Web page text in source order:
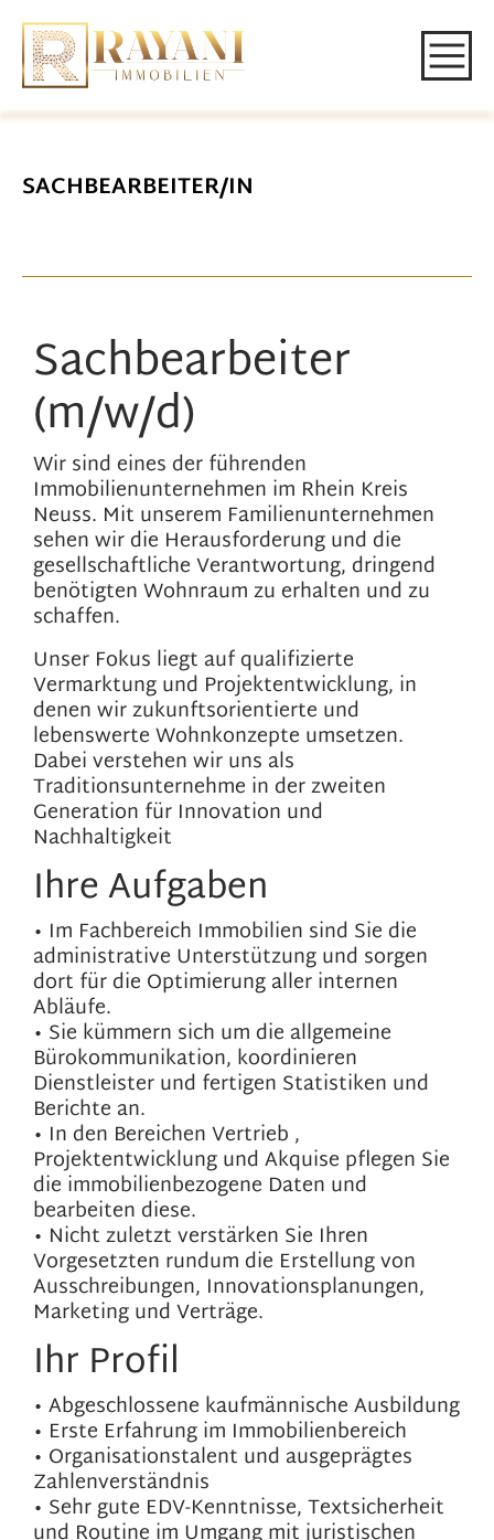
SACHBEARBEITER/IN
Sachbearbeiter
(m/w/d)
Wir sind eines der führenden
Immobilienunternehmen im Rhein Kreis
Neuss. Mit unserem Familienunternehmen
sehen wir die Herausforderung und die
gesellschaftliche Verantwortung, dringend
benötigten Wohnraum zu erhalten und zu
schaffen.
Unser Fokus liegt auf qualifizierte
Vermarktung und Projektentwicklung, in
denen wir zukunftsorientierte und
lebenswerte Wohnkonzepte umsetzen.
Dabei verstehen wir uns als
Traditionsunternehme in der zweiten
Generation für Innovation und
Nachhaltigkeit
Ihre Aufgaben
• Im Fachbereich Immobilien sind Sie die
administrative Unterstützung und sorgen
dort für die Optimierung aller internen
Abläufe.
• Sie kümmern sich um die allgemeine
Bürokommunikation, koordinieren
Dienstleister und fertigen Statistiken und
Berichte an.
• In den Bereichen Vertrieb ,
Projektentwicklung und Akquise pflegen Sie
die immobilienbezogene Daten und
bearbeiten diese.
• Nicht zuletzt verstärken Sie Ihren
Vorgesetzten rundum die Erstellung von
Ausschreibungen, Innovationsplanungen,
Marketing und Verträge.
Ihr Profil
• Abgeschlossene kaufmännische Ausbildung
• Erste Erfahrung im Immobilienbereich
• Organisationstalent und ausgeprägtes
Zahlenverständnis
• Sehr gute EDV-Kenntnisse, Textsicherheit